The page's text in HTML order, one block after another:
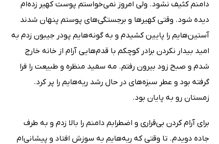
دامنم کثیف نشود. ولی امروز نمی‌خواستم پوست کهیر زده‌ام
دیده شود. وقتی کهیرها و برجستگی‌های پوستم پنهان شدند
آستین‌هایم را پایین کشیدم و به گونه‌هایم پودر جیبون زدم به
امید بیدار نکردن برادر کوچکم با قدم‌هایی آرام از خانه خارج
شدم و صبح زود بیرون رفتم. مه سفید منظره و طبیعت را فرا
گرفته بود و عطر سبزه‌های در حال رشد ریه‌هایم را پر کرد.
زمستان رو به پایان بود.
برای آرام کردن بی‌قراری و اضطرابم دامنم را بالا زدم و به طرف
جاده دویدم. تا وقتی که ریه‌هایم به سوزش افتاد و پیشانی‌ام